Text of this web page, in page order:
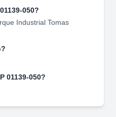
01139-050?
Industrial Tomas
?
01139-050?